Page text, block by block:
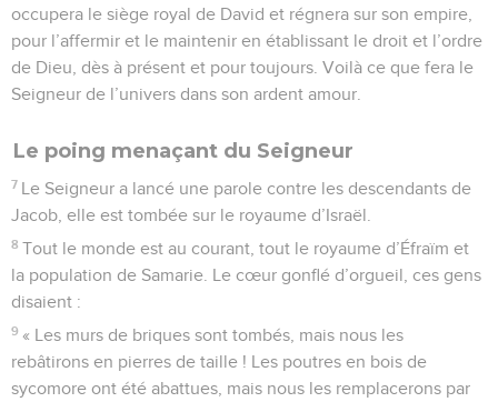
occupera le siège royal de David et régnera sur son empire,
pour l’affermir et le maintenir en établissant le droit et l’ordre
de Dieu, dès à présent et pour toujours. Voilà ce que fera le
Seigneur de l’univers dans son ardent amour.
Le poing menaçant du Seigneur
7 Le Seigneur a lancé une parole contre les descendants de
Jacob, elle est tombée sur le royaume d’Israël.
8 Tout le monde est au courant, tout le royaume d’Éfraïm et
la population de Samarie. Le cœur gonflé d’orgueil, ces gens
disaient :
9 « Les murs de briques sont tombés, mais nous les
rebâtirons en pierres de taille ! Les poutres en bois de
sycomore ont été abattues, mais nous les remplacerons par